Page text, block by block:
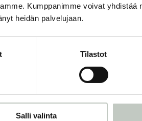
Kumppanimme voivat yhdistää
heidän palvelujaan.
Tilastot
Salli valinta
tapahtumista ja Roots Journaleista